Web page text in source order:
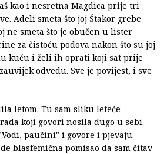
kao i nesretna Magdica prije tri
Adeli smeta što joj Štakor grebe
ne smeta što je obučen u lister
za čistoću podova nakon što su joj
kuću i želi ih oprati koji sat prije
odvedu. Sve je povijest, i sve
letom. Tu sam sliku leteće
koji govori nosila dugo u sebi.
paučini" i govore i pjevaju.
blasfemična pomisao da sam čitav